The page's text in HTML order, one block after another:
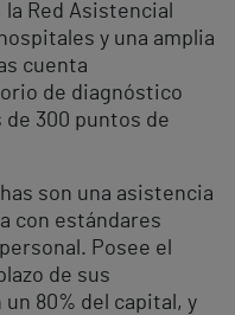
Red Asistencial
y una amplia
cuenta
de diagnóstico
de 300 puntos de
son una asistencia
con estándares
Posee el
de sus
80% del capital, y